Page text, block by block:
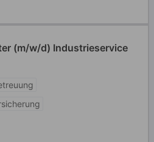
(m/w/d) Industrieservice